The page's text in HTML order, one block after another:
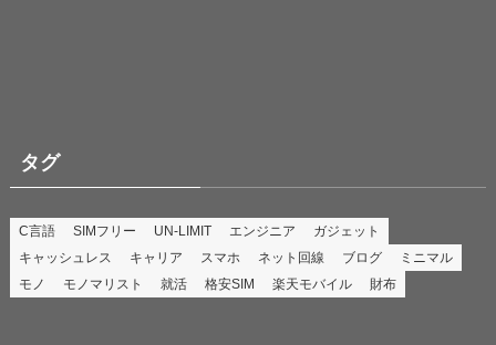
タグ
C言語 SIMフリー UN-LIMIT エンジニア
ガジェット
キャッシュレス
キャリア スマホ ネット回線 ブログ
ミニマル
モノ
モノマリスト 就活 格安SIM 楽天モバイル 財布